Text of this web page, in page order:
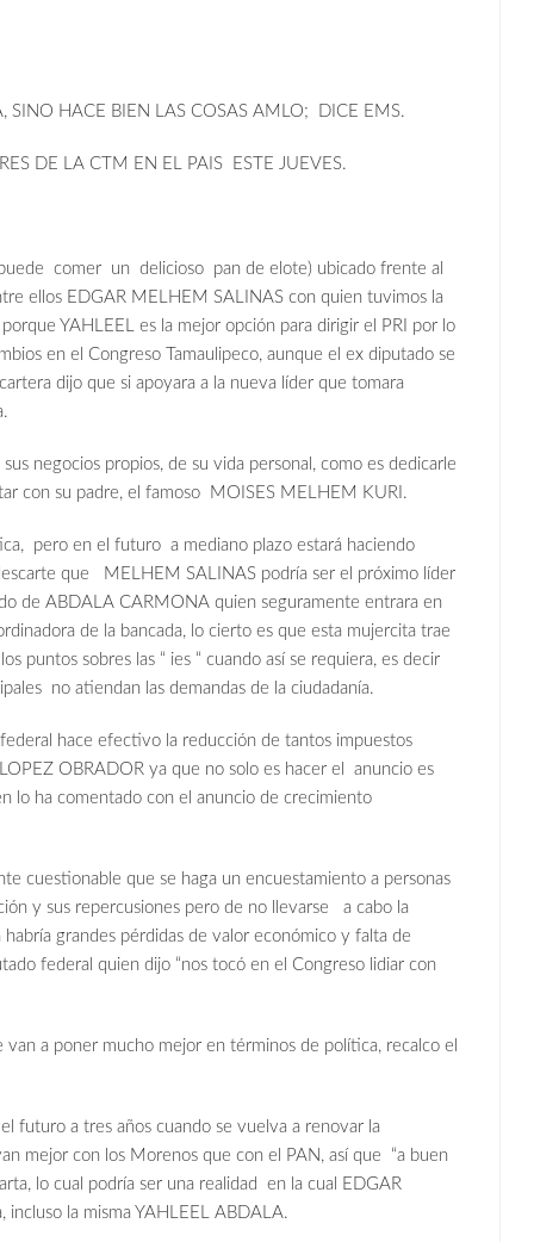
SINO HACE BIEN LAS COSAS AMLO; DICE EMS.
DE LA CTM EN EL PAIS ESTE JUEVES.
comer un delicioso pan de elote) ubicado frente al
ellos EDGAR MELHEM SALINAS con quien tuvimos la
YAHLEEL es la mejor opción para dirigir el PRI por lo
en el Congreso Tamaulipeco, aunque el ex diputado se
dijo que si apoyara a la nueva líder que tomara
negocios propios, de su vida personal, como es dedicarle
con su padre, el famoso MOISES MELHEM KURI.
pero en el futuro a mediano plazo estará haciendo
que MELHEM SALINAS podría ser el próximo líder
de ABDALA CARMONA quien seguramente entrara en
de la bancada, lo cierto es que esta mujercita trae
puntos sobres las “ ies “ cuando así se requiera, es decir
no atiendan las demandas de la ciudadanía.
hace efectivo la reducción de tantos impuestos
OBRADOR ya que no solo es hacer el anuncio es
lo ha comentado con el anuncio de crecimiento
cuestionable que se haga un encuestamiento a personas
y sus repercusiones pero de no llevarse a cabo la
grandes pérdidas de valor económico y falta de
federal quien dijo “nos tocó en el Congreso lidiar con
a poner mucho mejor en términos de política, recalco el
futuro a tres años cuando se vuelva a renovar la
mejor con los Morenos que con el PAN, así que “a buen
lo cual podría ser una realidad en la cual EDGAR
la misma YAHLEEL ABDALA.